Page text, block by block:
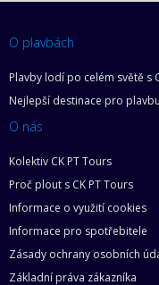
O plavbách
Plavby lodí po celém světě s
Nejlepší destinace pro
O nás
Kolektiv CK PT Tours
Proč plout s CK PT Tours
Informace o využití cookies
Informace pro spotřebitele
Zásady ochrany osobních
Základní práva zákazníka